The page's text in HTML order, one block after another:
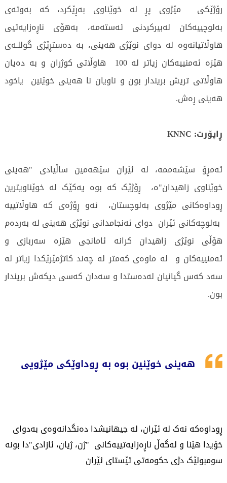
رۆژێکی مێژوی پڕ لە خوێناوی بەڕێکرد، کە بەوتەی
بەلوچییەکان لەبیرکردنی ئەستەمە، بەهۆی ناڕەزایەتیی
هاوڵاتیانەوە لە دوای نوێژی هەینی، بە دەستڕێژی گوللـەی
هێزە ئەمنییەکان زیاتر لە 100 هاوڵاتی کوژران و بە دەیان
هاوڵاتی تریش بریندار بون و ناویان نا هەینی خوێنین یاخود
هەینی ڕەش.
ڕاپۆرت: KNNC
ئەمڕۆ سێشەممە، لە ئێران سێهەمین ساڵیادی "هەینی
خوێناوی زاهیدان"ە، ڕۆژێک کە بوە یەکێک لە خوێناویترین
ڕوداوەکانی مێژوی بەلوچستان، ئەو ڕۆژەی کە هاوڵاتییە
بەلوچەکانی ئێران دوای ئەنجامدانی نوێژی هەینی لە بەردەم
هۆڵی نوێژی زاهیدان کرانە ئامانجی هێزە سەربازی و
ئەمنییەکان و لە ماوەی کەمتر لە چەند کاتژمێرێکدا زیاتر لە
سەد کەس گیانیان لەدەستدا و سەدان کەسی دیکەش بریندار
بون.
هەینی خوێنین بوە بە ڕوداوێکی مێژویی
ڕوداوەکە نەک لە ئێران، لە جیهانیشدا دەنگدانەوەی بەدوای
خۆیدا هێنا و لەگەڵ ناڕەزایەتییەکانی "ژن، ژیان، ئازادی"دا بونە
سومبولێک دژی حکومەتی ئێستای ئێران